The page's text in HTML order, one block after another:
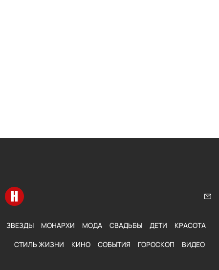
Перейти на главную
ЗВЕЗДЫ МОНАРХИ МОДА СВАДЬБЫ ДЕТИ КРАСОТА
СТИЛЬ ЖИЗНИ КИНО СОБЫТИЯ ГОРОСКОП ВИДЕО